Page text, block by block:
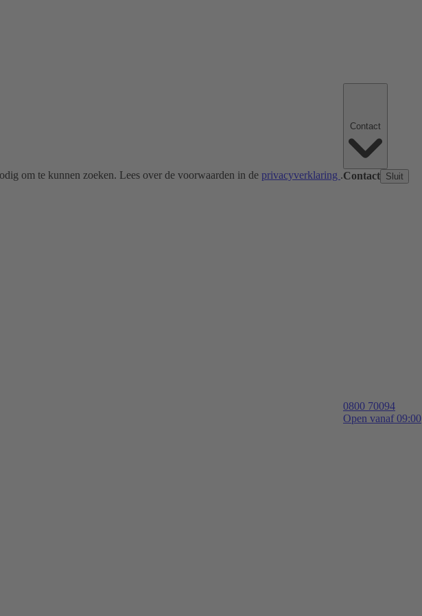
om te kunnen zoeken. Lees over de voorwaarden in de privacyverklaring .Contact Sluit
0800 70094
Open vanaf 09:00